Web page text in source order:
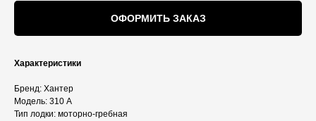
ОФОРМИТЬ ЗАКАЗ
Характеристики
Бренд: Хантер
Модель: 310 А
Тип лодки: моторно-гребная